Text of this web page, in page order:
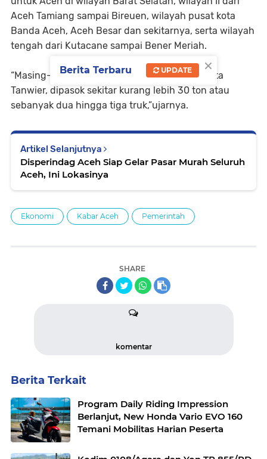
Aceh Tamiang sampai Bireuen, wilayah pusat kota
Banda Aceh, Aceh Besar dan sekitarnya, serta wilayah
tengah dari Kutacane sampai Bener Meriah.
“Masing-masing disetiap wilayah tersebut, kata
Tanwier, dipasok sekitar kurang lebih 30 ton atau
sebanyak dua hingga tiga truk,”ujarnya.
Artikel Selanjutnya
Disperindag Aceh Siap Gelar Pasar Murah Seluruh
Aceh, Ini Lokasinya
Ekonomi Kabar Aceh Pemerintah
SHARE
komentar
Berita Terkait
Program Daily Riding Impression
Berlanjut, New Honda Vario EVO 160
Temani Mobilitas Harian Peserta
×
Berita Terbaru UPDATE